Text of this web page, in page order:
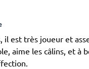
il est très joueur et
aime les câlins, et à